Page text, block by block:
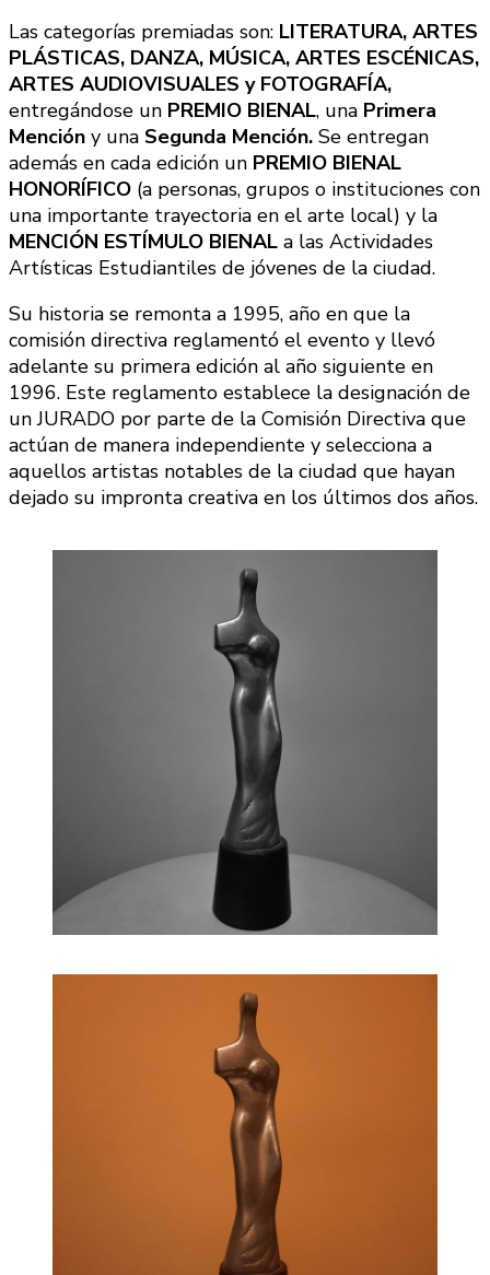
Las categorías premiadas son: LITERATURA, ARTES
PLÁSTICAS, DANZA, MÚSICA, ARTES ESCÉNICAS,
ARTES AUDIOVISUALES y FOTOGRAFÍA,
entregándose un PREMIO BIENAL, una Primera
Mención y una Segunda Mención. Se entregan
además en cada edición un PREMIO BIENAL
HONORÍFICO (a personas, grupos o instituciones con
una importante trayectoria en el arte local) y la
MENCIÓN ESTÍMULO BIENAL a las Actividades
Artísticas Estudiantiles de jóvenes de la ciudad.
Su historia se remonta a 1995, año en que la
comisión directiva reglamentó el evento y llevó
adelante su primera edición al año siguiente en
1996. Este reglamento establece la designación de
un JURADO por parte de la Comisión Directiva que
actúan de manera independiente y selecciona a
aquellos artistas notables de la ciudad que hayan
dejado su impronta creativa en los últimos dos años.